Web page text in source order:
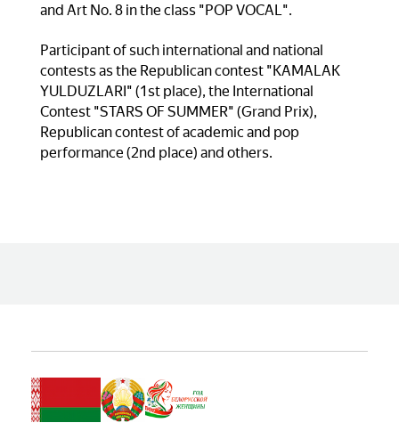
and Art No. 8 in the class "POP VOCAL".
Participant of such international and national
contests as the Republican contest "KAMALAK
YULDUZLARI" (1st place), the International
Contest "STARS OF SUMMER" (Grand Prix),
Republican contest of academic and pop
performance (2nd place) and others.